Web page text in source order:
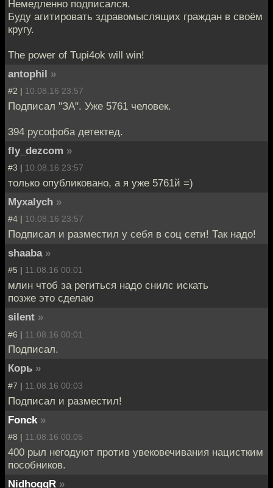
Немедленно подписался.
Буду агитировать здравомыслящих граждан в своём
кругу.
The power of Tupi4ok will win!
antophil »
#2 | 10.08.16 23:57
Подписал "ЗА". Уже 5761 человек.
394 русофоба детектед.
fly_dezcom »
#3 | 10.08.16 23:57
только опубликовано, а я уже 5761й =)
Myxalych »
#4 | 10.08.16 23:57
Подписал и разместил у себя в соц сети! Так надо!
shaaba »
#5 | 11.08.16 00:01
млин чтоб за региться надо снилс искать
позже это сделаю
silent »
#6 | 11.08.16 00:01
Подписал.
Корь »
#7 | 11.08.16 00:03
Подписал и разместил!
Fonck »
#8 | 11.08.16 00:05
400 рыл негодуют против увековечивания нацистким
пособников.
NidhoggR »